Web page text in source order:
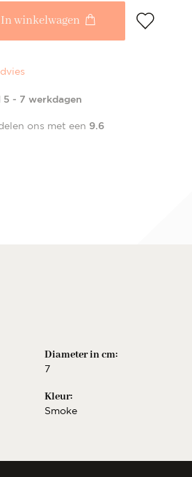
In winkelwagen
5 - 7 werkdagen
ons met een 9.6
Diameter in cm:
7
Kleur:
Smoke